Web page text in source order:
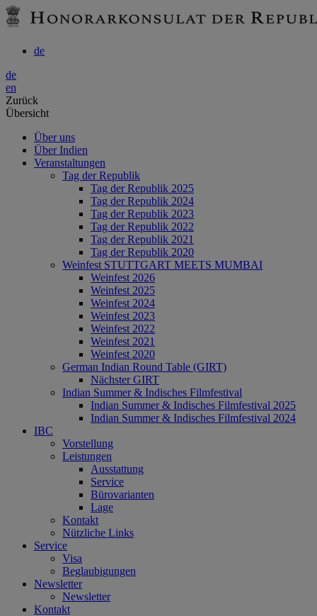
de
de
en
Zurück
Übersicht
Über uns
Über Indien
Veranstaltungen
Tag der Republik
Tag der Republik 2025
Tag der Republik 2024
Tag der Republik 2023
Tag der Republik 2022
Tag der Republik 2021
Tag der Republik 2020
Weinfest STUTTGART MEETS MUMBAI
Weinfest 2026
Weinfest 2025
Weinfest 2024
Weinfest 2023
Weinfest 2022
Weinfest 2021
Weinfest 2020
German Indian Round Table (GIRT)
Nächster GIRT
Indian Summer & Indisches Filmfestival
Indian Summer & Indisches Filmfestival 2025
Indian Summer & Indisches Filmfestival 2024
IBC
Vorstellung
Leistungen
Ausstattung
Service
Bürovarianten
Lage
Kontakt
Nützliche Links
Service
Visa
Beglaubigungen
Newsletter
Newsletter
Kontakt